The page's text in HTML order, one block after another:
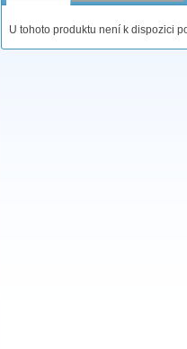
U tohoto produktu není k dispozici